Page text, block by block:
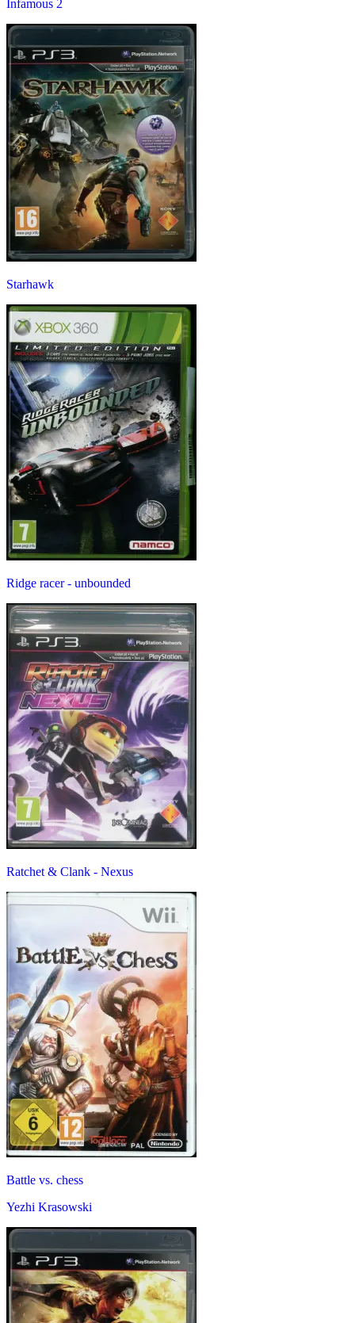
Infamous 2
Starhawk
Ridge racer - unbounded
Ratchet & Clank - Nexus
Battle vs. chess
Yezhi Krasowski